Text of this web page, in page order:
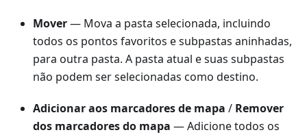
Mover— Mova a pasta selecionada, incluindo
todos os pontos favoritos e subpastas aninhadas,
para outra pasta. A pasta atual e suas subpastas
não podem ser selecionadas como destino.
Adicionar aos marcadores de mapa / Remover
dos marcadores do mapa — Adicione todos os